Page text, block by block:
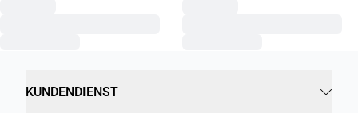
KUNDENDIENST